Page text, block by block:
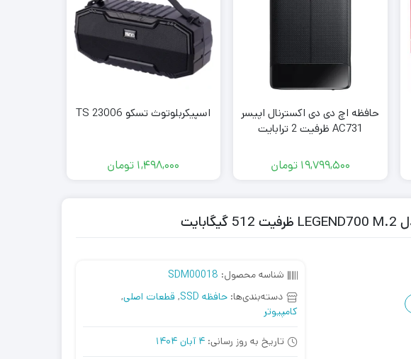
حافظه اچ دی دی اکسترنال اپیسر
AC731 ظرفیت 2 ترابایت
19,799,500 تومان
اسپیکربلوتوث تسکو TS 23006
1,498,000 تومان
شناسه محصول: SDM00018
دسته‌بندی‌ها: حافظه SSD , قطعات اصلی,
کامپیوتر
تاریخ به روز رسانی: 4 آبان 1404